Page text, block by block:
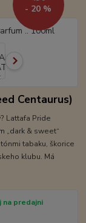
- 20 %
Centaurus)
Lattafa Pride
„dark & sweet“
tabaku, škorice
klubu. Má
na predajni